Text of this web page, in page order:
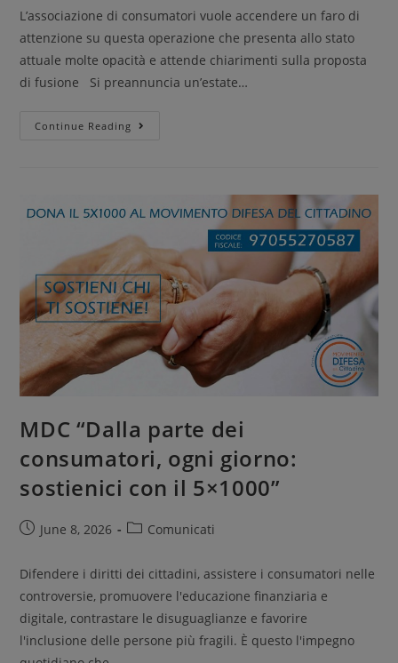
L’associazione di consumatori vuole accendere un faro di
attenzione su questa operazione che presenta allo stato
attuale molte opacità e attende chiarimenti sulla proposta
di fusione Si preannuncia un’estate…
Continue Reading
MDC “Dalla parte dei
consumatori, ogni giorno:
sostienici con il 5×1000”
June 8, 2026 Comunicati
Difendere i diritti dei cittadini, assistere i consumatori nelle
controversie, promuovere l'educazione finanziaria e
digitale, contrastare le disuguaglianze e favorire
l'inclusione delle persone più fragili. È questo l'impegno